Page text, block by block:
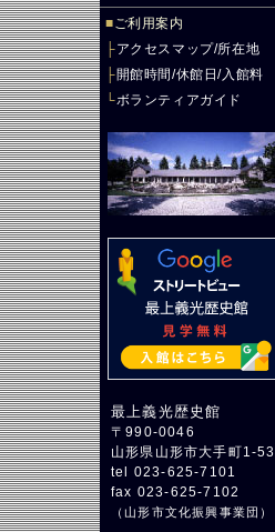
■ご利用案内
├アクセスマップ/所在地
├開館時間/休館日/入館料
└ボランティアガイド
最上義光歴史館
〒990-0046
山形県山形市大手町1-53
tel 023-625-7101
fax 023-625-7102
（山形市文化振興事業団 ）